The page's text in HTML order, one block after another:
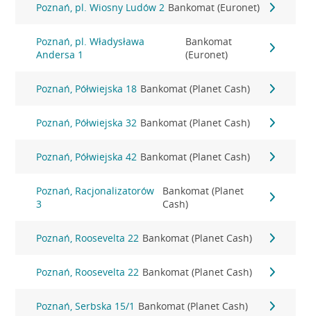
Poznań, pl. Wiosny Ludów 2 Bankomat (Euronet)
Poznań, pl. Władysława
Andersa 1
Bankomat
(Euronet)
Poznań, Półwiejska 18 Bankomat (Planet Cash)
Poznań, Półwiejska 32 Bankomat (Planet Cash)
Poznań, Półwiejska 42 Bankomat (Planet Cash)
Poznań, Racjonalizatorów
3
Bankomat (Planet
Cash)
Poznań, Roosevelta 22 Bankomat (Planet Cash)
Poznań, Roosevelta 22 Bankomat (Planet Cash)
Poznań, Serbska 15/1 Bankomat (Planet Cash)